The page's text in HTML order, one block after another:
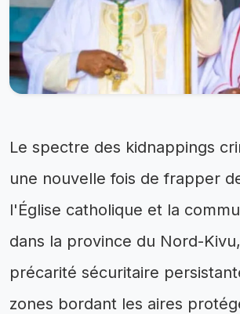
Le spectre des kidnappings
une nouvelle fois de frapper
l'Église catholique et la
dans la province du Nord-
précarité sécuritaire
zones bordant les aires